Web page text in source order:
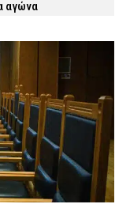
αγώνα
σκοτώθηκε από τη
στον
– Εντοπίστηκε με
το αιολικό